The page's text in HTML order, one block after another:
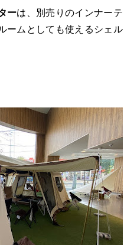
ーは、別売りのインナーテ
ームとしても使えるシェル